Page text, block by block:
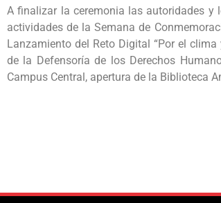
A finalizar la ceremonia las autoridades y
actividades de la Semana de
Lanzamiento del Reto Digital “Por el
de la Defensoría de los Derechos
Campus Central, apertura de la Biblioteca